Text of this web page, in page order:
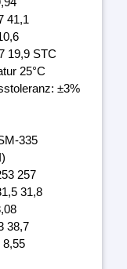
41,1
19,9 STC
25°C
±3%
335
257
31,8
38,7
8,55